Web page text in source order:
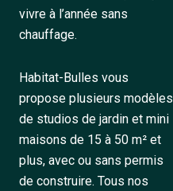
vivre à l’année sans
chauffage.
Habitat-Bulles vous
propose plusieurs modèles
de studios de jardin et mini
maisons de 15 à 50 m² et
plus, avec ou sans permis
de construire. Tous nos